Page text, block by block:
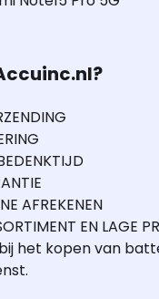
AFREKENEN
EN LAGE
het kopen van